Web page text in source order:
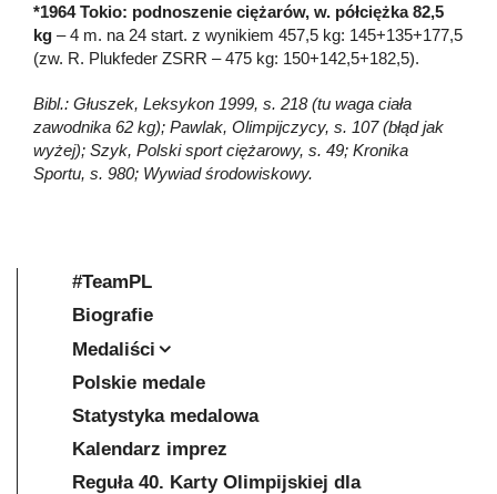
*1964 Tokio: podnoszenie ciężarów, w. półciężka 82,5
kg – 4 m. na 24 start. z wynikiem 457,5 kg: 145+135+177,5
(zw. R. Plukfeder ZSRR – 475 kg: 150+142,5+182,5).
Bibl.: Głuszek, Leksykon 1999, s. 218 (tu waga ciała
zawodnika 62 kg); Pawlak, Olimpijczycy, s. 107 (błąd jak
wyżej); Szyk, Polski sport ciężarowy, s. 49; Kronika
Sportu, s. 980; Wywiad środowiskowy.
#TeamPL
Biografie
Medaliści
Polskie medale
Statystyka medalowa
Kalendarz imprez
Reguła 40. Karty Olimpijskiej dla